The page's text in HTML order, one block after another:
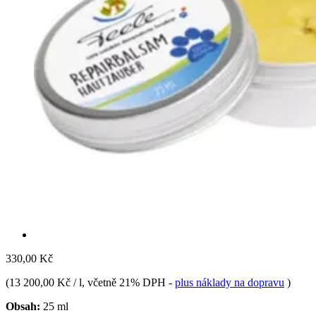
330,00 Kč
(13 200,00 Kč / l, včetně 21% DPH - plus náklady na dopravu )
Obsah: 25 ml